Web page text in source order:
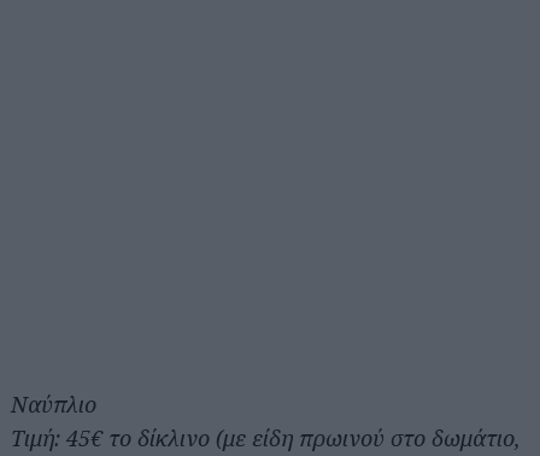
Ναύπλιο
Τιμή: 45€ το δίκλινο (με είδη πρωινού στο δωμάτιο,